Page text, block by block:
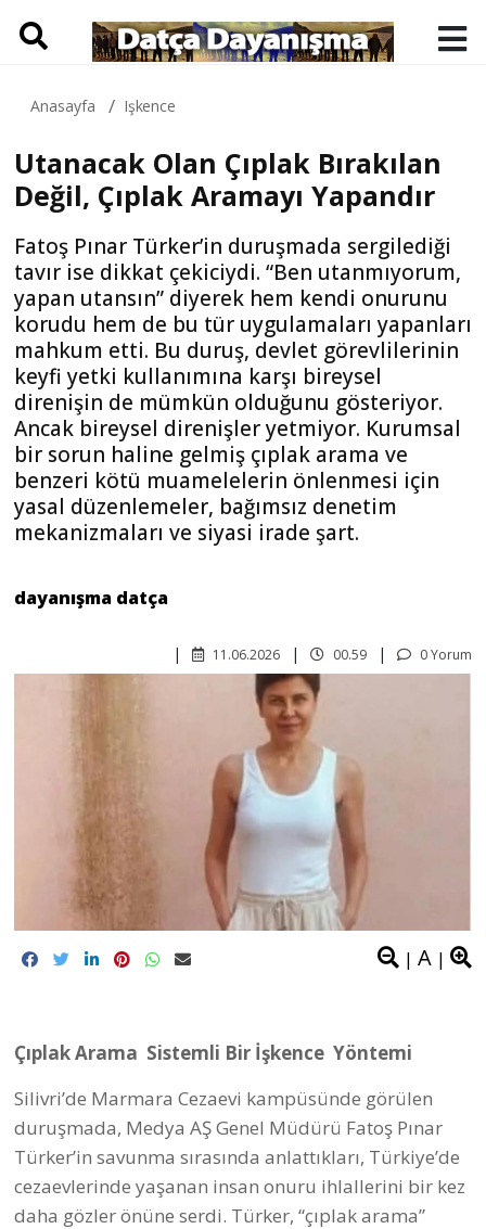
Anasayfa Işkence
Utanacak Olan Çıplak Bırakılan
Değil, Çıplak Aramayı Yapandır
Fatoş Pınar Türker’in duruşmada sergilediği
tavır ise dikkat çekiciydi. “Ben utanmıyorum,
yapan utansın” diyerek hem kendi onurunu
korudu hem de bu tür uygulamaları yapanları
mahkum etti. Bu duruş, devlet görevlilerinin
keyfi yetki kullanımına karşı bireysel
direnişin de mümkün olduğunu gösteriyor.
Ancak bireysel direnişler yetmiyor. Kurumsal
bir sorun haline gelmiş çıplak arama ve
benzeri kötü muamelelerin önlenmesi için
yasal düzenlemeler, bağımsız denetim
mekanizmaları ve siyasi irade şart.
dayanışma datça
0 Yorum
00.59
11.06.2026
| A |
Çıplak Arama Sistemli Bir İşkence Yöntemi
Silivri’de Marmara Cezaevi kampüsünde görülen
duruşmada, Medya AŞ Genel Müdürü Fatoş Pınar
Türker’in savunma sırasında anlattıkları, Türkiye’de
cezaevlerinde yaşanan insan onuru ihlallerini bir kez
daha gözler önüne serdi. Türker, “çıplak arama”